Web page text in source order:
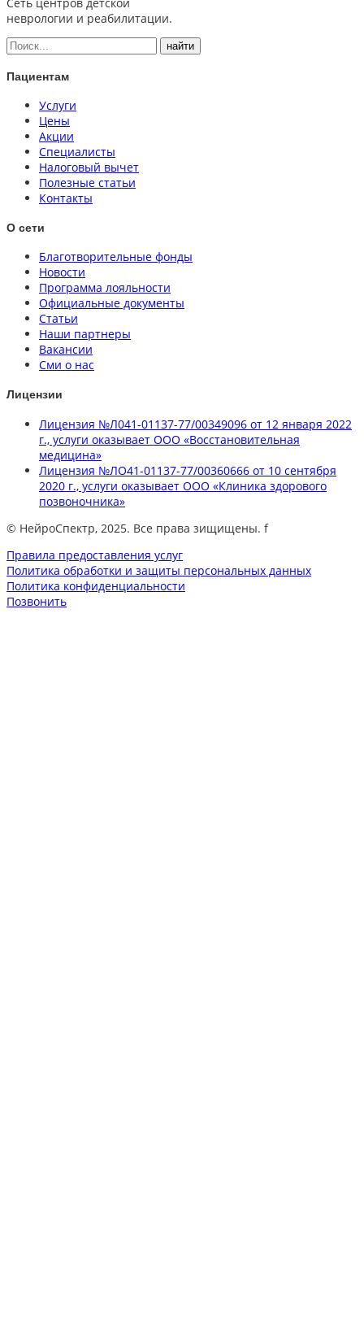
неврологии и реабилитации.
Пациентам
Услуги
Цены
Акции
Специалисты
Налоговый вычет
Полезные статьи
Контакты
О сети
Благотворительные фонды
Новости
Программа лояльности
Официальные документы
Статьи
Наши партнеры
Вакансии
Сми о нас
Лицензии
Лицензия №Л041-01137-77/00349096 от 12 января 2022
г., услуги оказывает ООО «Восстановительная
медицина»
Лицензия №ЛО41-01137-77/00360666 от 10 сентября
2020 г., услуги оказывает ООО «Клиника здорового
позвоночника»
© НейроСпектр, 2025. Все права зищищены. f
Правила предоставления услуг
Политика обработки и защиты персональных данных
Политика конфиденциальности
Позвонить